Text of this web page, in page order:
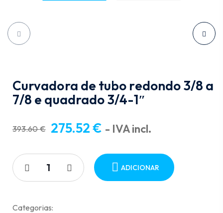
Curvadora de tubo redondo 3/8 a
7/8 e quadrado 3/4-1″
393.60€
preço
original
era:
275.52€
preço
atual
é:
- IVA incl.
ADICIONAR
Categorias: